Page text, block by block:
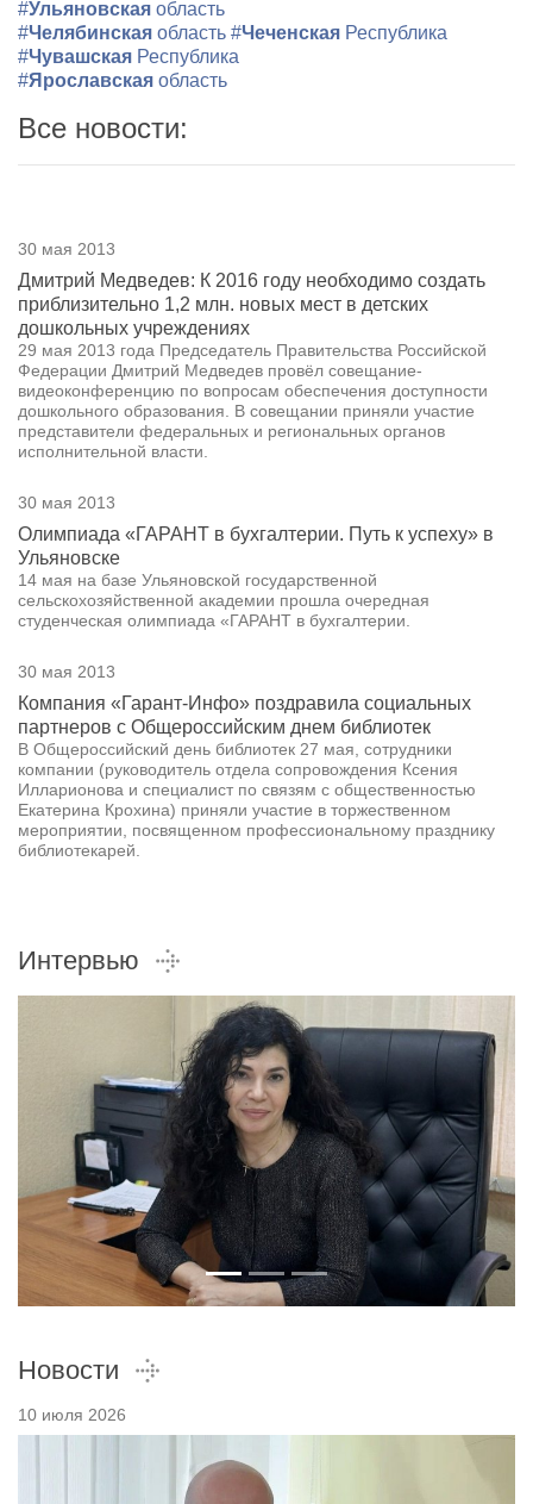
#Ульяновская область
#Челябинская область #Чеченская Республика
#Чувашская Республика
#Ярославская область
Все новости:
30 мая 2013
Дмитрий Медведев: К 2016 году необходимо создать
приблизительно 1,2 млн. новых мест в детских
дошкольных учреждениях
29 мая 2013 года Председатель Правительства Российской
Федерации Дмитрий Медведев провёл совещание-
видеоконференцию по вопросам обеспечения доступности
дошкольного образования. В совещании приняли участие
представители федеральных и региональных органов
исполнительной власти.
30 мая 2013
Олимпиада «ГАРАНТ в бухгалтерии. Путь к успеху» в
Ульяновске
14 мая на базе Ульяновской государственной
сельскохозяйственной академии прошла очередная
студенческая олимпиада «ГАРАНТ в бухгалтерии.
30 мая 2013
Компания «Гарант-Инфо» поздравила социальных
партнеров с Общероссийским днем библиотек
В Общероссийский день библиотек 27 мая, сотрудники
компании (руководитель отдела сопровождения Ксения
Илларионова и специалист по связям с общественностью
Екатерина Крохина) приняли участие в торжественном
мероприятии, посвященном профессиональному празднику
библиотекарей.
Интервью
Новости
10 июля 2026